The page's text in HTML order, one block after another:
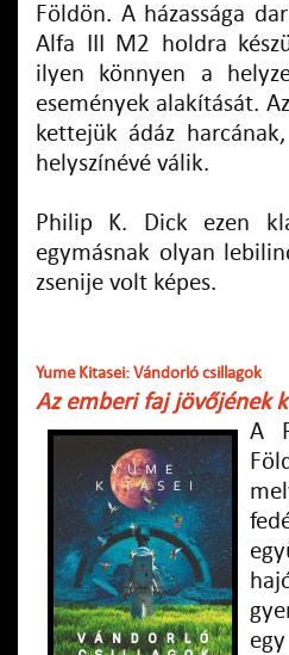
Földön. A házassága
Alfa III M2 holdra
ilyen könnyen a
események alakítását.
kettejük ádáz
helyszínévé válik.
Philip K. Dick ezen
egymásnak olyan
zsenije volt képes.
Yume Kitasei: Vándorló csillagok
Az emberi faj jövőjének
A